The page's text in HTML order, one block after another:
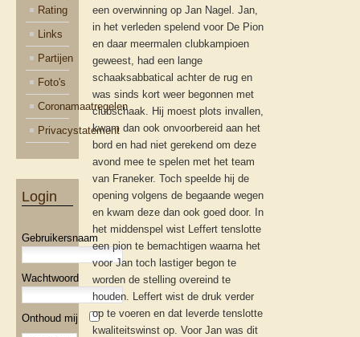
Rating
Links
Partijen
Foto's
Coronamaatregelen
Privacystatement
Login
Gebruikersnaam
Wachtwoord
Onthoud mij
een overwinning op Jan Nagel. Jan,
in het verleden spelend voor De Pion
en daar meermalen clubkampioen
geweest, had een lange
schaaksabbatical achter de rug en
was sinds kort weer begonnen met
clubschaak. Hij moest plots invallen,
kwam dan ook onvoorbereid aan het
bord en had niet gerekend om deze
avond mee te spelen met het team
van Franeker. Toch speelde hij de
opening volgens de begaande wegen
en kwam deze dan ook goed door. In
het middenspel wist Leffert tenslotte
een pion te bemachtigen waarna het
voor Jan toch lastiger begon te
worden de stelling overeind te
houden. Leffert wist de druk verder
op te voeren en dat leverde tenslotte
kwaliteitswinst op. Voor Jan was dit